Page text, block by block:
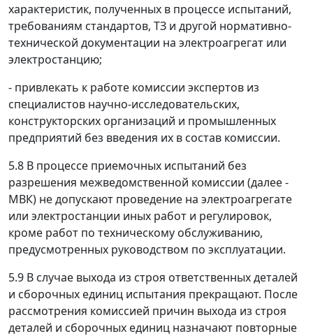
характеристик, полученных в процессе испытаний,
требованиям стандартов, ТЗ и другой нормативно-
технической документации на электроагрегат или
электростанцию;
- привлекать к работе комиссии экспертов из
специалистов научно-исследовательских,
конструкторских организаций и промышленных
предприятий без введения их в состав комиссии.
5.8 В процессе приемочных испытаний без
разрешения межведомственной комиссии (далее -
МВК) не допускают проведение на электроагрегате
или электростанции иных работ и регулировок,
кроме работ по техническому обслуживанию,
предусмотренных руководством по эксплуатации.
5.9 В случае выхода из строя ответственных деталей
и сборочных единиц испытания прекращают. После
рассмотрения комиссией причин выхода из строя
деталей и сборочных единиц назначают повторные